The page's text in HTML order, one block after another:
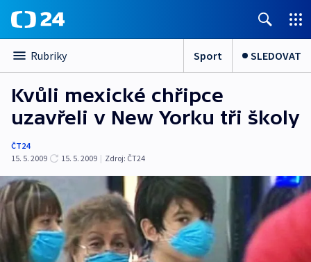
Rubriky Sport SLEDOVAT
Kvůli mexické chřipce
uzavřeli v New Yorku tři školy
ČT24
15. 5. 2009
15. 5. 2009 | Zdroj: ČT24